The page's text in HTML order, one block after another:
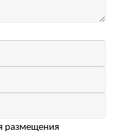
размещения